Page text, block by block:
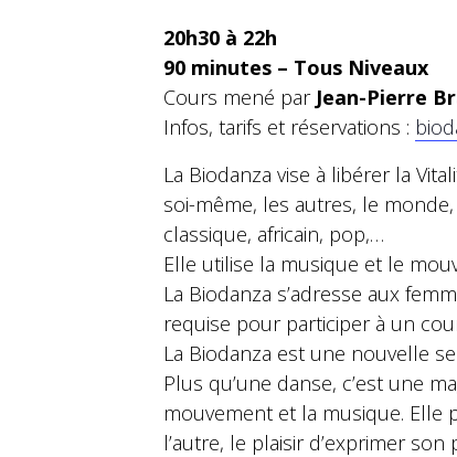
20h30 à 22h
90 minutes – Tous Niveaux
Cours mené par Jean-Pierre
Infos, tarifs et réservations :
La Biodanza vise à libérer la
soi-même, les autres, le
classique, africain, pop,…
Elle utilise la musique et le
La Biodanza s’adresse aux
requise pour participer à un
La Biodanza est une nouvelle
Plus qu’une danse, c’est une
mouvement et la musique. Elle
l’autre, le plaisir d’exprimer